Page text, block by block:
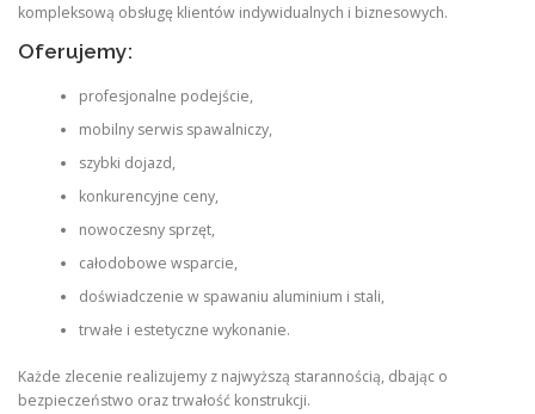
kompleksową obsługę klientów indywidualnych i biznesowych.
Oferujemy:
profesjonalne podejście,
mobilny serwis spawalniczy,
szybki dojazd,
konkurencyjne ceny,
nowoczesny sprzęt,
całodobowe wsparcie,
doświadczenie w spawaniu aluminium i stali,
trwałe i estetyczne wykonanie.
Każde zlecenie realizujemy z najwyższą starannością, dbając o
bezpieczeństwo oraz trwałość konstrukcji.